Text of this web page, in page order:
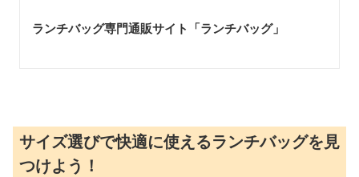
ランチバッグ専門通販サイト「ランチバッグ」
サイズ選びで快適に使えるランチバッグを見
つけよう！